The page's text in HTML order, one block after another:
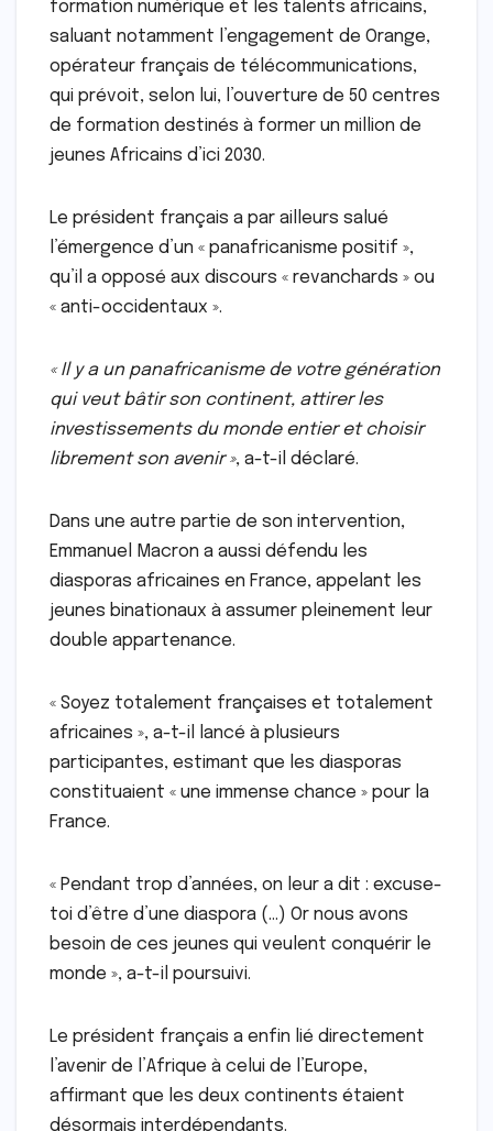
formation numérique et les talents africains,
saluant notamment l’engagement de Orange,
opérateur français de télécommunications,
qui prévoit, selon lui, l’ouverture de 50 centres
de formation destinés à former un million de
jeunes Africains d’ici 2030.
Le président français a par ailleurs salué
l’émergence d’un « panafricanisme positif »,
qu’il a opposé aux discours « revanchards » ou
« anti-occidentaux ».
« Il y a un panafricanisme de votre génération
qui veut bâtir son continent, attirer les
investissements du monde entier et choisir
librement son avenir », a-t-il déclaré.
Dans une autre partie de son intervention,
Emmanuel Macron a aussi défendu les
diasporas africaines en France, appelant les
jeunes binationaux à assumer pleinement leur
double appartenance.
« Soyez totalement françaises et totalement
africaines », a-t-il lancé à plusieurs
participantes, estimant que les diasporas
constituaient « une immense chance » pour la
France.
« Pendant trop d’années, on leur a dit : excuse-
toi d’être d’une diaspora (…) Or nous avons
besoin de ces jeunes qui veulent conquérir le
monde », a-t-il poursuivi.
Le président français a enfin lié directement
l’avenir de l’Afrique à celui de l’Europe,
affirmant que les deux continents étaient
désormais interdépendants.